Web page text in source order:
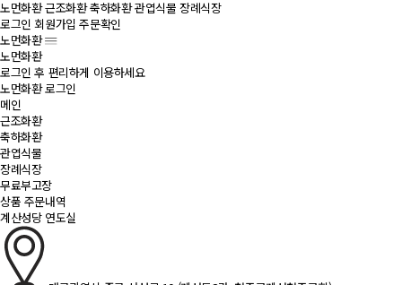
노먼화환근조화환축하화환관엽식물 장례식장
로그인 회원가입 주문확인
노먼화환
노먼화환
로그인 후 편리하게 이용하세요
노먼화환 로그인
메인
근조화환
축하화환
관엽식물
장례식장
무료부고장
상품 주문내역
계산성당 연도실